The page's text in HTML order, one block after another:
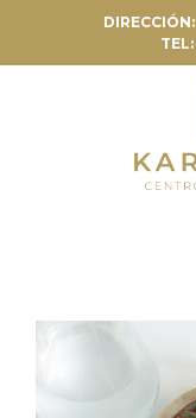
DIRECCIÓN:
TEL: